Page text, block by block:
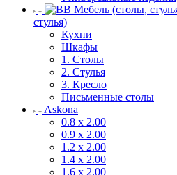
стулья)
Кухни
Шкафы
1. Столы
2. Стулья
3. Кресло
Письменные столы
Askona
0.8 х 2.00
0.9 х 2.00
1.2 х 2.00
1.4 х 2.00
1.6 х 2.00